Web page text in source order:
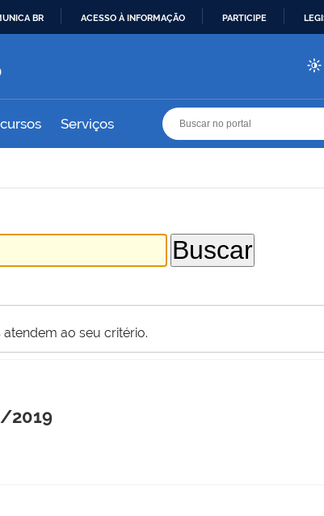
BR ACESSO À INFORMAÇÃO PARTICIPE
Serviços
ao seu critério.
2019